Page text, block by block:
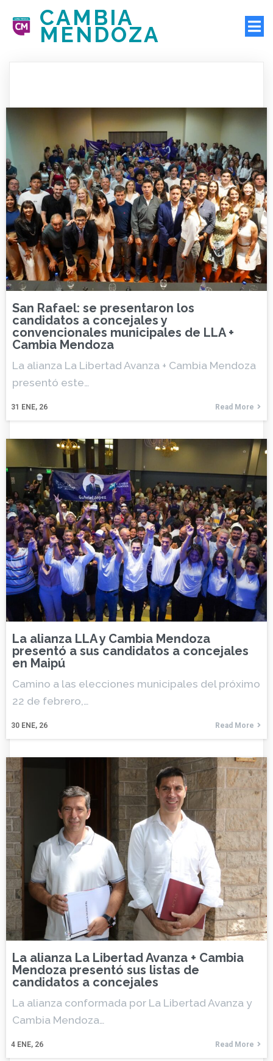
CAMBIA
MENDOZA
San Rafael: se presentaron los
candidatos a concejales y
convencionales municipales de LLA +
Cambia Mendoza
31 ENE, 26
La alianza La Libertad Avanza + Cambia Mendoza
presentó este…
Read More
La alianza LLA y Cambia Mendoza
presentó a sus candidatos a concejales
en Maipú
30 ENE, 26
Camino a las elecciones municipales del próximo
22 de febrero,…
Read More
La alianza La Libertad Avanza + Cambia
Mendoza presentó sus listas de
candidatos a concejales
4 ENE, 26
La alianza conformada por La Libertad Avanza y
Cambia Mendoza…
Read More